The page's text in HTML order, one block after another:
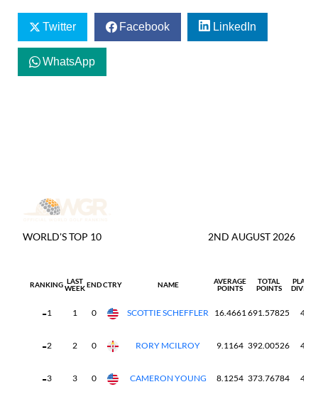
Twitter Facebook LinkedIn
WhatsApp